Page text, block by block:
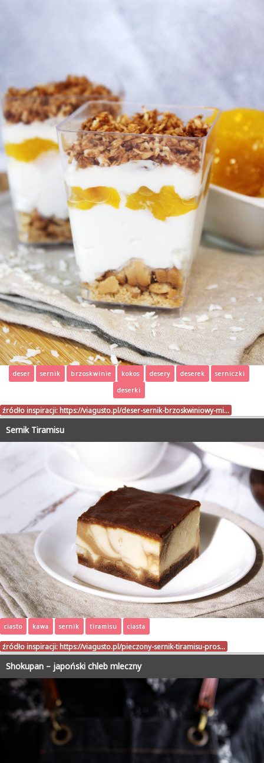
deser sernik brzoskwinie kokos desery deserek
serniczki
deserki
źródło inspiracji: https://viagusto.pl/deser-sernik-brzoskwiniowy-mi…
Sernik Tiramisu
ciasto kawa sernik tiramisu ciasta
źródło inspiracji: https://viagusto.pl/pieczony-sernik-tiramisu-pros…
Shokupan – japoński chleb mleczny